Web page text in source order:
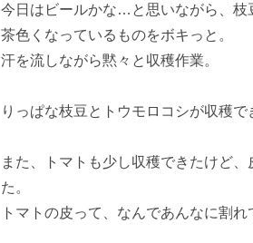
今日はビールかな…と思いながら、枝
茶色くなっているものをボキっと。
汗を流しながら黙々と収穫作業。
りっぱな枝豆とトウモロコシが収穫で
また、トマトも少し収穫できたけど
た。
トマトの皮って、なんであんなに割れ